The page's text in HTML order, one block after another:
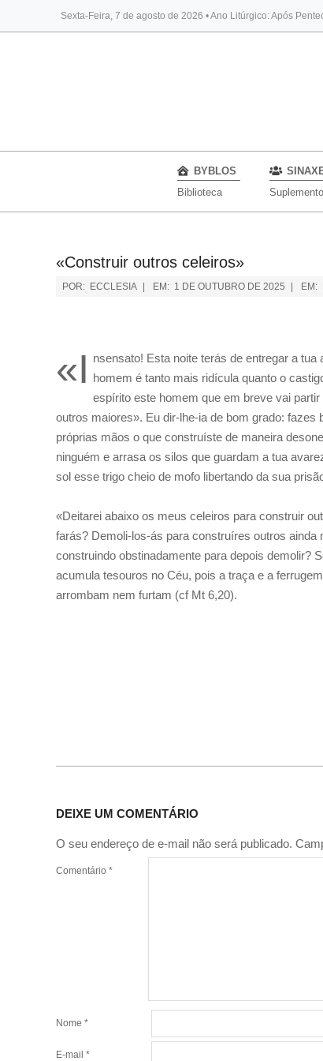
Sexta-Feira, 7 de agosto de 2026 • Ano Litúrgico: Após
BYBLOS
Biblioteca
«Construir outros celeiros»
POR: ECCLESIA EM: 1 DE OUTUBRO DE 2025 EM:
«I nsensato! Esta noite terás de entregar a
homem é tanto mais ridícula quanto o
espírito este homem que em breve vai
outros maiores». Eu dir-lhe-ia de bom grado:
próprias mãos o que construíste de maneira
ninguém e arrasa os silos que guardam a tua
sol esse trigo cheio de mofo libertando da sua
«Deitarei abaixo os meus celeiros para construir
farás? Demoli-los-ás para construíres outros
construindo obstinadamente para depois demolir?
acumula tesouros no Céu, pois a traça e a
arrombam nem furtam (cf Mt 6,20).
DEIXE UM COMENTÁRIO
O seu endereço de e-mail não será publicado.
Comentário *
Nome *
E-mail *